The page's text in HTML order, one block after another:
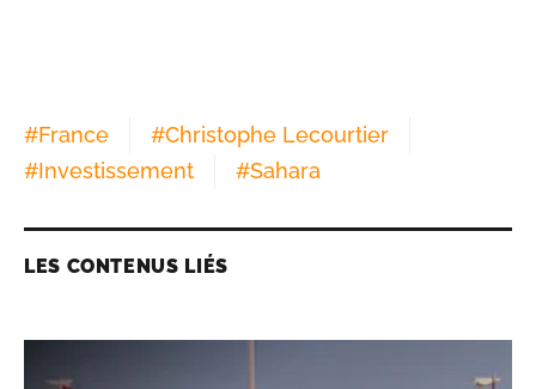
#France #Christophe Lecourtier
#Investissement #Sahara
LES CONTENUS LIÉS